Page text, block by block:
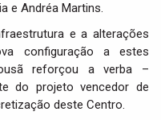
e Andréa Martins.
e a alterações
configuração a estes
reforçou a verba –
do projeto vencedor de
deste Centro.